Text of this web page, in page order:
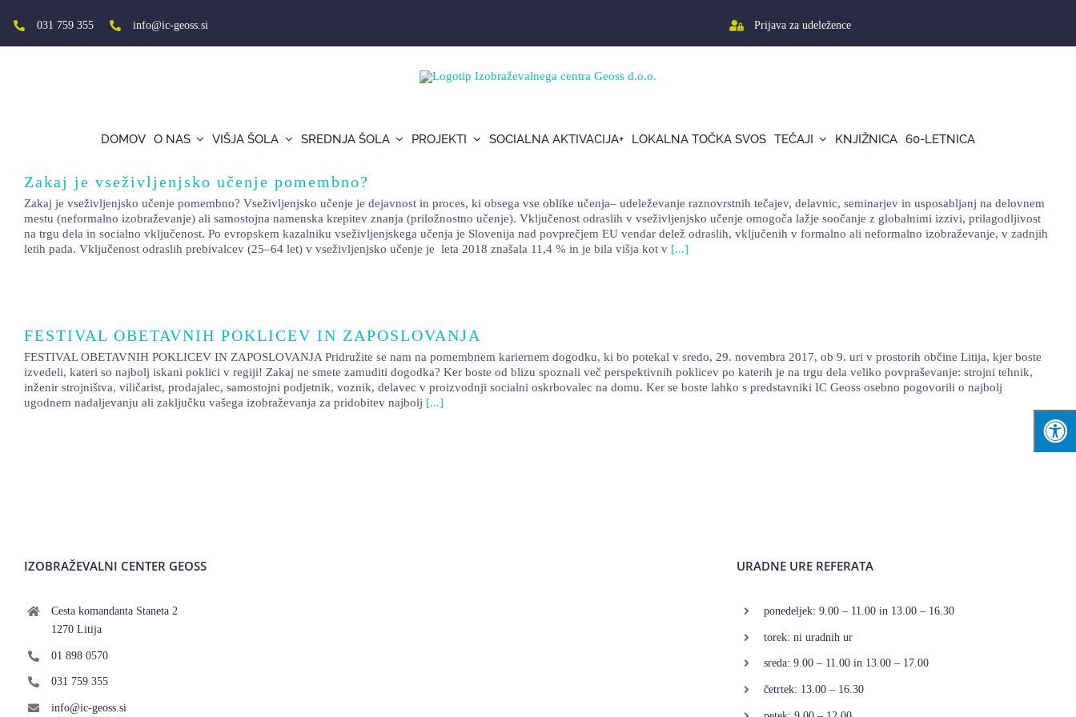
031 759 355 info@ic-geoss.si Prijava za udeležence
DOMOV O NAS VIŠJA ŠOLA SREDNJA ŠOLA PROJEKTI SOCIALNA AKTIVACIJA+ LOKALNA TOČKA SVOS TEČAJI KNJIŽNICA 60-LETNICA
Zakaj je vseživljenjsko učenje pomembno?
Zakaj je vseživljenjsko učenje pomembno? Vseživljenjsko učenje je dejavnost in proces, ki obsega vse oblike učenja– udeleževanje raznovrstnih tečajev, delavnic, seminarjev in usposabljanj na delovnem
mestu (neformalno izobraževanje) ali samostojna namenska krepitev znanja (priložnostno učenje). Vključenost odraslih v vseživljenjsko učenje omogoča lažje soočanje z globalnimi izzivi, prilagodljivost
na trgu dela in socialno vključenost. Po evropskem kazalniku vseživljenjskega učenja je Slovenija nad povprečjem EU vendar delež odraslih, vključenih v formalno ali neformalno izobraževanje, v zadnjih
letih pada. Vključenost odraslih prebivalcev (25–64 let) v vseživljenjsko učenje je leta 2018 znašala 11,4 % in je bila višja kot v [...]
FESTIVAL OBETAVNIH POKLICEV IN ZAPOSLOVANJA
FESTIVAL OBETAVNIH POKLICEV IN ZAPOSLOVANJA Pridružite se nam na pomembnem kariernem dogodku, ki bo potekal v sredo, 29. novembra 2017, ob 9. uri v prostorih občine Litija, kjer boste
izvedeli, kateri so najbolj iskani poklici v regiji! Zakaj ne smete zamuditi dogodka? Ker boste od blizu spoznali več perspektivnih poklicev po katerih je na trgu dela veliko povpraševanje: strojni tehnik,
inženir strojništva, viličarist, prodajalec, samostojni podjetnik, voznik, delavec v proizvodnji socialni oskrbovalec na domu. Ker se boste lahko s predstavniki IC Geoss osebno pogovorili o najbolj
ugodnem nadaljevanju ali zaključku vašega izobraževanja za pridobitev najbolj [...]
IZOBRAŽEVALNI CENTER GEOSS
Cesta komandanta Staneta 2
1270 Litija
01 898 0570
031 759 355
info@ic-geoss.si
URADNE URE REFERATA
ponedeljek: 9.00 – 11.00 in 13.00 – 16.30
torek: ni uradnih ur
sreda: 9.00 – 11.00 in 13.00 – 17.00
četrtek: 13.00 – 16.30